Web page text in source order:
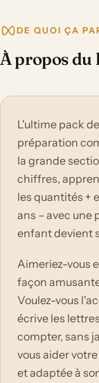
DE QUOI ÇA
À propos du
L'ultime pack
préparation
la grande
chiffres,
les quantités +
ans – avec une
enfant devient
Aimeriez-vous
façon
Voulez-vous
écrive les
compter, sans
vous aider
et adaptée à